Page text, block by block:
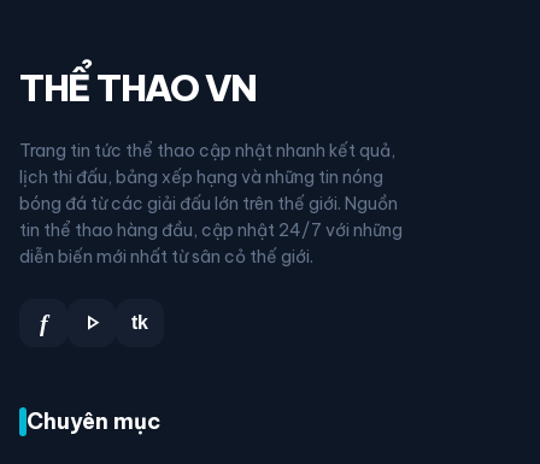
THỂ THAO VN
Trang tin tức thể thao cập nhật nhanh kết quả,
lịch thi đấu, bảng xếp hạng và những tin nóng
bóng đá từ các giải đấu lớn trên thế giới. Nguồn
tin thể thao hàng đầu, cập nhật 24/7 với những
diễn biến mới nhất từ sân cỏ thế giới.
f play_arrow tk
Chuyên mục